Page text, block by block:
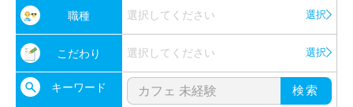
職種 選択してください 選択
こだわり 選択してください 選択
キーワード 検索